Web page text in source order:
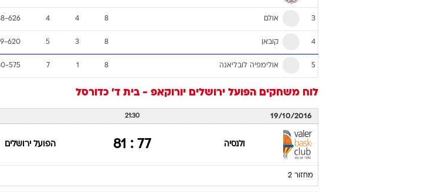
3 אולם 8
4
4
626
4 קובאן 8
3
5
620
5 אולימפיה לובליאנה 8
1
7
575
לוח משחקים הפועל ירושלים יורוקאפ - בית ד' כדורסל
19/10/2016
21:30
ולנסיה 77 : 81 הפועל ירושלים
מחזור 2